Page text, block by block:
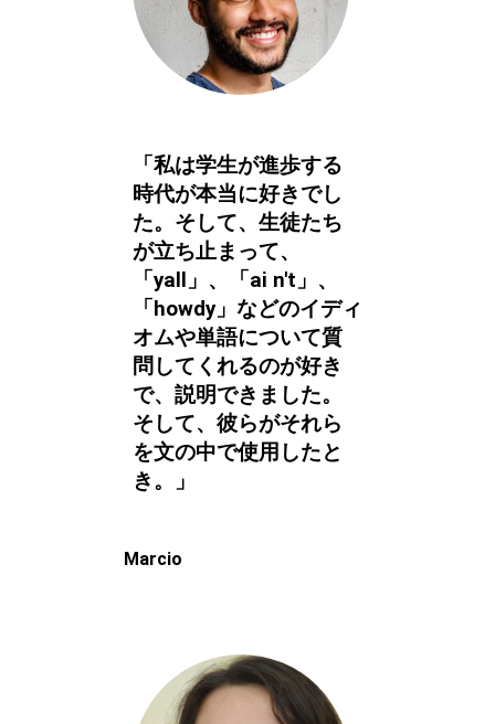
「私は学生が進歩する
時代が本当に好きでし
た。そして、生徒たち
が立ち止まって、
「yall」、「ai n't」、
「howdy」などのイディ
オムや単語について質
問してくれるのが好き
で、説明できました。
そして、彼らがそれら
を文の中で使用したと
き。」
Marcio